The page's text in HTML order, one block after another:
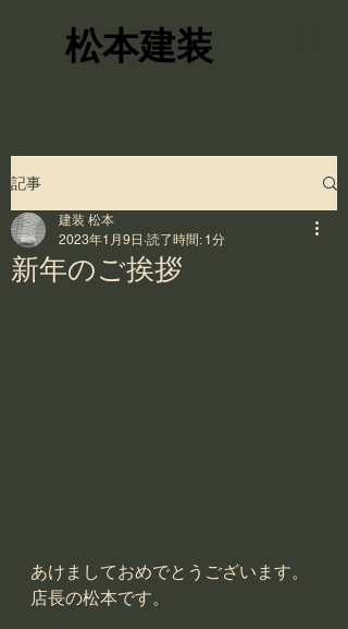
松本建装
記事
新年のご挨拶
建装 松本
2023年1月9日 読了時間: 1分
あけましておめでとうございます。
店長の松本です。